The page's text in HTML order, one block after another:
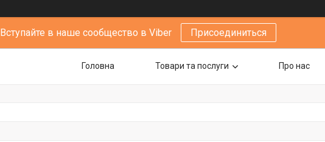
Вступайте в наше сообщество в Viber Присоединиться
Головна Товари та послуги Про нас